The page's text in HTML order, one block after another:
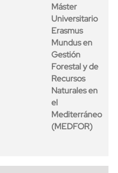
Máster
Universitario
Erasmus
Mundus en
Gestión
Forestal y de
Recursos
Naturales en
el
Mediterráneo
(MEDFOR)